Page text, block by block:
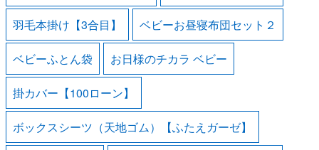
羽毛本掛け【3合目】 ベビーお昼寝布団セット２
ベビーふとん袋 お日様のチカラ ベビー
掛カバー【100ローン】
ボックスシーツ（天地ゴム）【ふたえガーゼ】